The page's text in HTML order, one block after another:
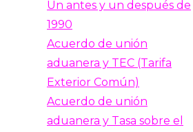
Un antes y un después de
1990
Acuerdo de unión
aduanera y TEC (Tarifa
Exterior Común)
Acuerdo de unión
aduanera y Tasa sobre el